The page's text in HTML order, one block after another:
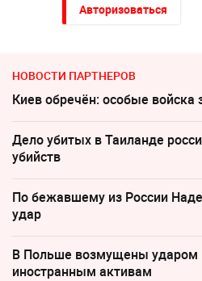
Авторизоваться
НОВОСТИ ПАРТНЕРОВ
Киев обречён: особые войска
Дело убитых в Таиланде
убийств
По бежавшему из России
удар
В Польше возмущены ударом
иностранным активам